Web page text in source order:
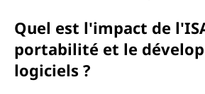
Quel est l'impact de
portabilité et le
logiciels ?